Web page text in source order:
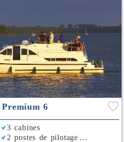
6
3 cabines
2 postes de pilotage